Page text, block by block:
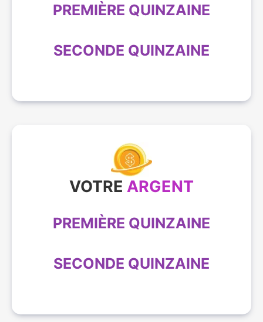
PREMIÈRE QUINZAINE
SECONDE QUINZAINE
VOTRE ARGENT
PREMIÈRE QUINZAINE
SECONDE QUINZAINE